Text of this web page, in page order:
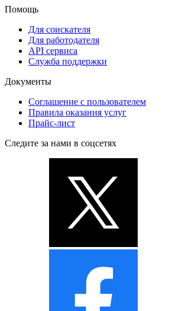
Помощь
Для соискателя
Для работодателя
API сервиса
Служба поддержки
Документы
Соглашение с пользователем
Правила оказания услуг
Прайс-лист
Следите за нами в соцсетях